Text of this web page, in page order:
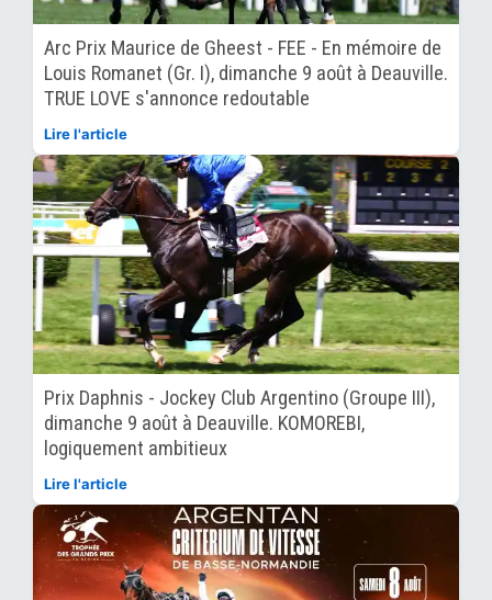
Arc Prix Maurice de Gheest - FEE - En mémoire de
Louis Romanet (Gr. I), dimanche 9 août à Deauville.
TRUE LOVE s'annonce redoutable
Lire l'article
Prix Daphnis - Jockey Club Argentino (Groupe III),
dimanche 9 août à Deauville. KOMOREBI,
logiquement ambitieux
Lire l'article